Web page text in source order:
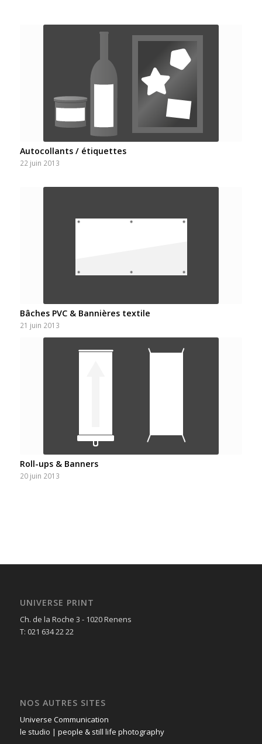
Autocollants / étiquettes
22 juin 2013
Bâches PVC & Bannières textile
21 juin 2013
Roll-ups & Banners
20 juin 2013
UNIVERSE PRINT
Ch. de la Roche 3 - 1020 Renens
T: 021 634 22 22
NOS AUTRES SITES
Universe Communication
le studio | people & still life photography